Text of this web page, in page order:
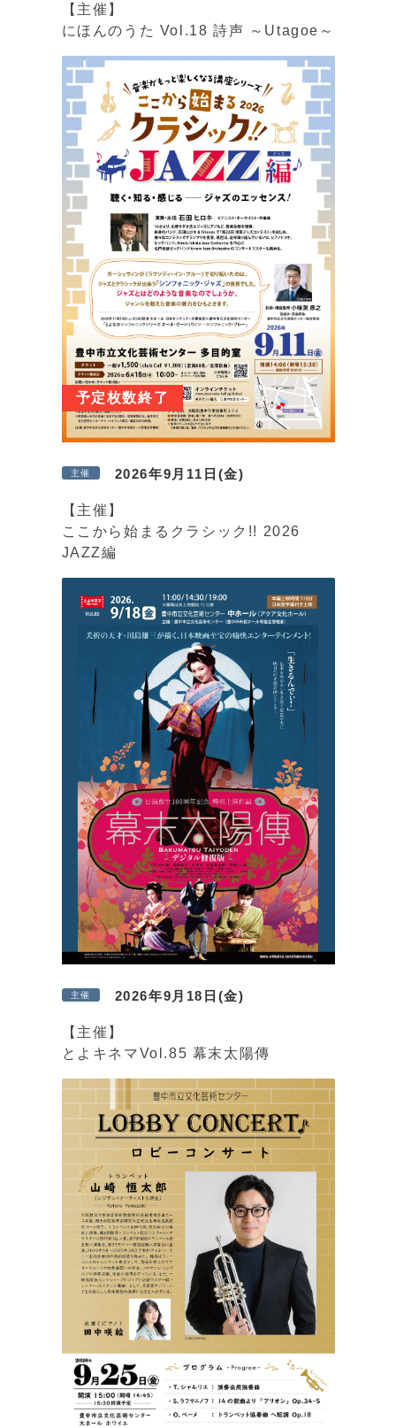
【主催】
にほんのうた Vol.18 詩声 ～Utagoe～
予定枚数終了
2026年9月11日(金)
主催
【主催】
ここから始まるクラシック!! 2026
JAZZ編
2026年9月18日(金)
主催
【主催】
とよキネマVol.85 幕末太陽傳